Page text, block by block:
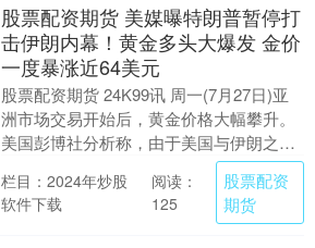
股票配资期货 美媒曝特朗普暂停打
击伊朗内幕！黄金多头大爆发 金价
一度暴涨近64美元
股票配资期货 24K99讯 周一(7月27日)亚
洲市场交易开始后，黄金价格大幅攀升。
美国彭博社分析称，由于美国与伊朗之间
的战斗周末出现暂停，缓解了市场对石油
供应....
栏目：2024年炒股
软件下载
阅读：
125
股票配资
期货